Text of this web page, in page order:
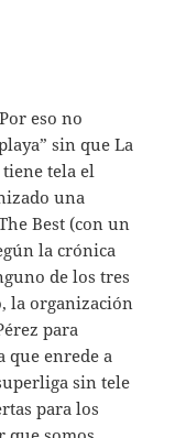
eso no
sin que La
tela el
una
Best (con un
la crónica
de los tres
la organización
para
que enrede a
sin tele
para los